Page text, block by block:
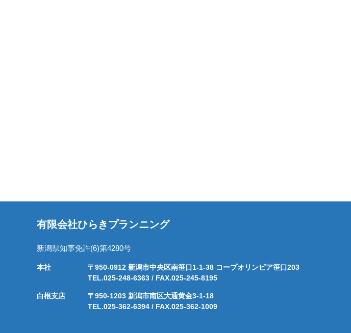
有限会社ひらきプランニング
新潟県知事免許(6)第4280号
本社
〒950-0912 新潟市中央区南笹口1-1-38 コープオリンピア笹口203
TEL.025-248-6363 / FAX.025-245-8195
白根支店
〒950-1203 新潟市南区大通黄金3-1-18
TEL.025-362-6394 / FAX.025-362-1009